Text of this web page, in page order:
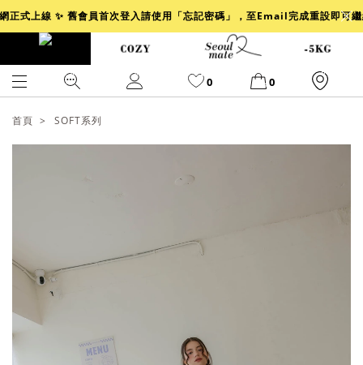
正式上線 ✨ 舊會員首次登入請使用「忘記密碼」，至Email完成重設即可
0 0
牛仔裙
涼感
首頁 SOFT系列